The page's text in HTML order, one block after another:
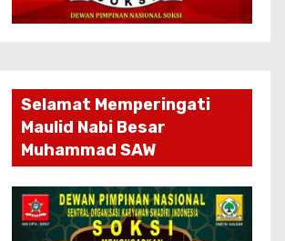
Selamat Memperingati
Maulid Nabi Besar
Muhammad SAW